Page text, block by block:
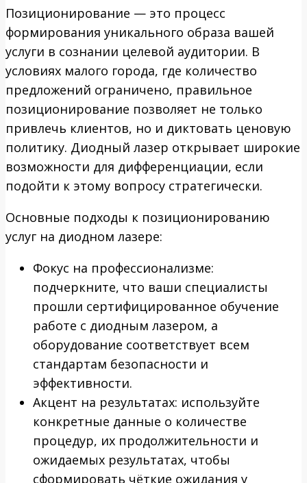
Позиционирование — это процесс
формирования уникального образа вашей
услуги в сознании целевой аудитории. В
условиях малого города, где количество
предложений ограничено, правильное
позиционирование позволяет не только
привлечь клиентов, но и диктовать ценовую
политику. Диодный лазер открывает широкие
возможности для дифференциации, если
подойти к этому вопросу стратегически.
Основные подходы к позиционированию
услуг на диодном лазере:
Фокус на профессионализме:
подчеркните, что ваши специалисты
прошли сертифицированное обучение
работе с диодным лазером, а
оборудование соответствует всем
стандартам безопасности и
эффективности.
Акцент на результатах: используйте
конкретные данные о количестве
процедур, их продолжительности и
ожидаемых результатах, чтобы
сформировать чёткие ожидания у